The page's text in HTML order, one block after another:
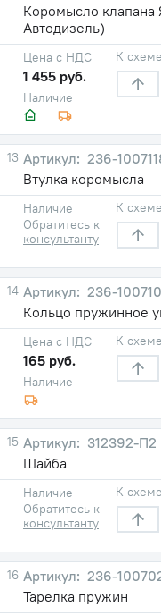
Коромысло
Автодизель)
Наличие
Цена с НДС
1 455 руб.
К схеме
13
236-
Втулка коромысла
Наличие
Обратитесь к
консультанту
К схеме
14
236-
Кольцо пружинное
Наличие
Цена с НДС
165 руб.
К схеме
15
312392-П2
Шайба
Наличие
Обратитесь к
консультанту
К схеме
16
236-
Тарелка пружин